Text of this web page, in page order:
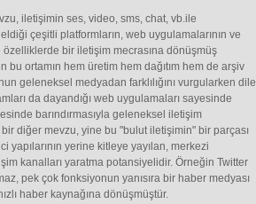
iletişimin ses, video, sms, chat, vb.ile
çeşitli platformların, web uygulamalarının ve
özelliklerde bir iletişim mecrasına dönüşmüş
bu ortamın hem üretim hem dağıtım hem de arşiv
geleneksel medyadan farklılığını vurgularken dile
da dayandığı web uygulamaları sayesinde
barındırmasıyla geleneksel iletişim
diğer mevzu, yine bu "bulut iletişimin" bir parçası
yapılarının yerine kitleye yayılan, merkezi
kanalları yaratma potansiyelidir. Örneğin Twitter
pek çok fonksiyonun yanısıra bir haber medyası
haber kaynağına dönüşmüştür.